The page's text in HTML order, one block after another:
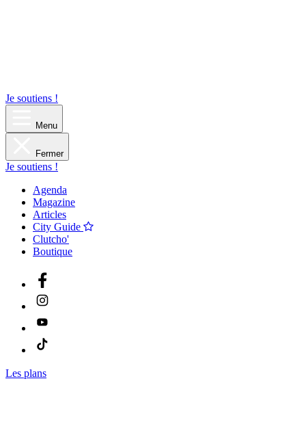
Je soutiens !
Menu
Fermer
Je soutiens !
Agenda
Magazine
Articles
City Guide
Clutcho'
Boutique
Les plans